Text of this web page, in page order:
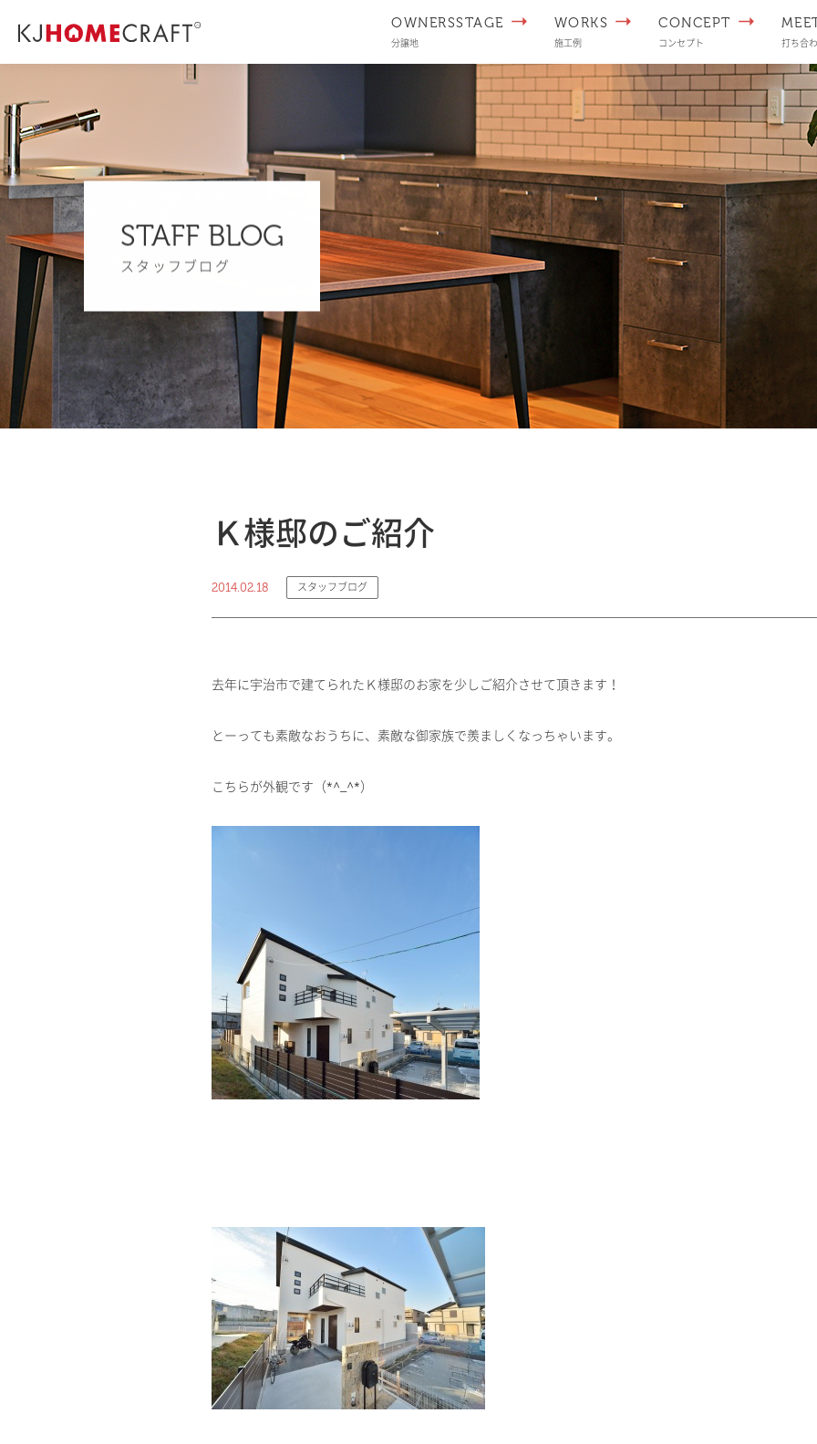
OWNERSSTAGE
分譲地
WORKS
施工例
CONCEPT
コンセプト 打ち合
STAFF BLOG
スタッフブログ
Ｋ様邸のご紹介
2014.02.18 スタッフブログ
去年に宇治市で建てられたＫ様邸のお家を少しご紹介させて頂きます！
とーっても素敵なおうちに、素敵な御家族で羨ましくなっちゃいます。
こちらが外観です（*^_^*）